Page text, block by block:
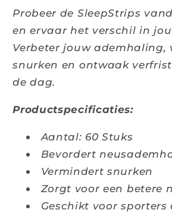
Probeer de SleepStrips
en ervaar het verschil in
Verbeter jouw ademhaling,
snurken en ontwaak
de dag.
Productspecificaties:
Aantal: 60 Stuks
Bevordert
Vermindert snurken
Zorgt voor een betere
Geschikt voor sporters